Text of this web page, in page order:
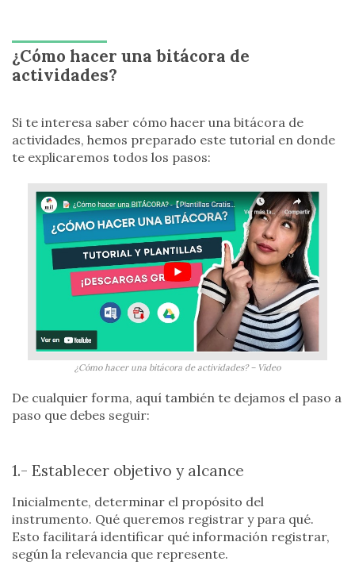
¿Cómo hacer una bitácora de
actividades?
Si te interesa saber cómo hacer una bitácora de
actividades, hemos preparado este tutorial en donde
te explicaremos todos los pasos:
¿Cómo hacer una bitácora de actividades? – Video
De cualquier forma, aquí también te dejamos el paso a
paso que debes seguir:
1.- Establecer objetivo y alcance
Inicialmente, determinar el propósito del
instrumento. Qué queremos registrar y para qué.
Esto facilitará identificar qué información registrar,
según la relevancia que represente.